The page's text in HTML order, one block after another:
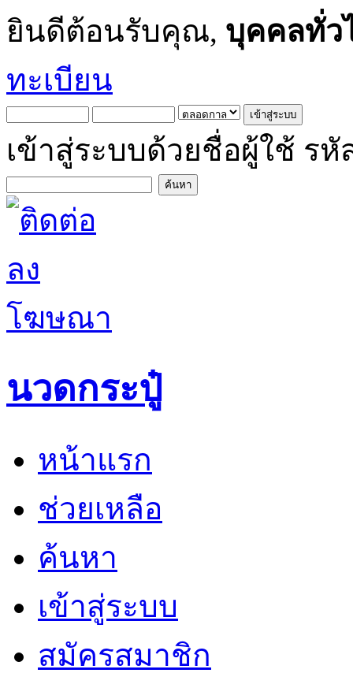
ยินดีต้อนรับคุณ, บุคคลทั่ว
ทะเบียน
เข้าสู่ระบบด้วยชื่อผู้ใช้ รหั
นวดกระปู๋
หน้าแรก
ช่วยเหลือ
ค้นหา
เข้าสู่ระบบ
สมัครสมาชิก